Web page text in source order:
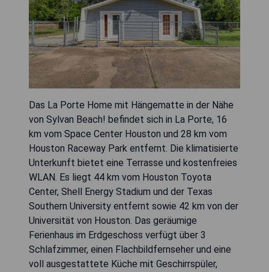
Das La Porte Home mit Hängematte in der Nähe
von Sylvan Beach! befindet sich in La Porte, 16
km vom Space Center Houston und 28 km vom
Houston Raceway Park entfernt. Die klimatisierte
Unterkunft bietet eine Terrasse und kostenfreies
WLAN. Es liegt 44 km vom Houston Toyota
Center, Shell Energy Stadium und der Texas
Southern University entfernt sowie 42 km von der
Universität von Houston. Das geräumige
Ferienhaus im Erdgeschoss verfügt über 3
Schlafzimmer, einen Flachbildfernseher und eine
voll ausgestattete Küche mit Geschirrspüler,